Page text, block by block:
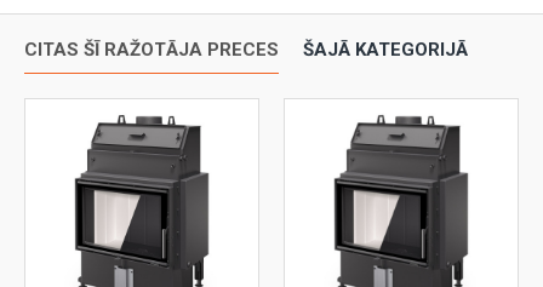
CITAS ŠĪ RAŽOTĀJA PRECES ŠAJĀ KATEGORIJĀ